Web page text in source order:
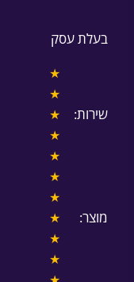
בעלת עסק
שירות:
★
★
★
★
★
מוצר:
★
★
★
★
★